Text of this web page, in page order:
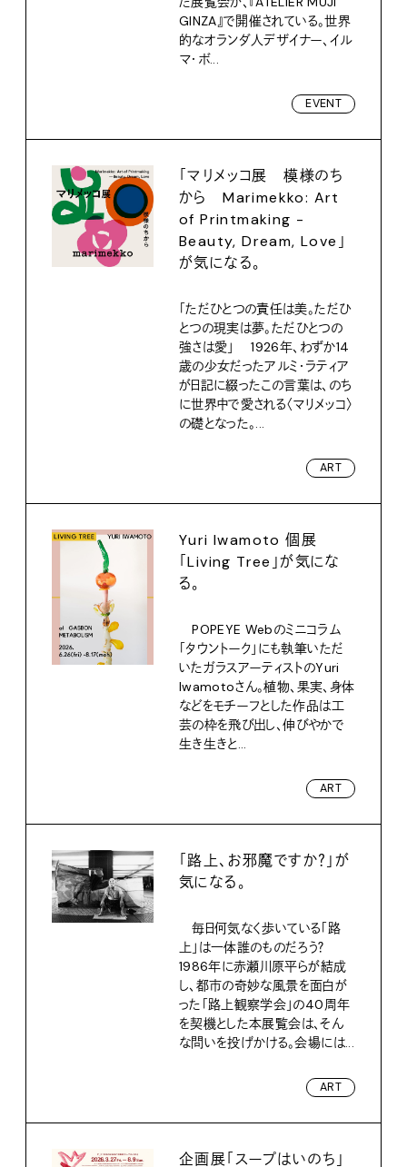
GINZA』で開催されている。世界
的なオランダ人デザイナー、イル
マ・ボ...
EVENT
「マリメッコ展 模様のち
から Marimekko: Art
of Printmaking -
Beauty, Dream, Love」
が気になる。
「ただひとつの責任は美。ただひ
とつの現実は夢。ただひとつの
強さは愛」 1926年、わずか14
歳の少女だったアルミ・ラティア
が日記に綴ったこの言葉は、のち
に世界中で愛される〈マリメッコ〉
の礎となった。...
ART
Yuri Iwamoto 個展
「Living Tree」が気にな
る。
POPEYE Webのミニコラム
「タウントーク」にも執筆いただ
いたガラスアーティストのYuri
Iwamotoさん。植物、果実、身体
などをモチーフとした作品は工
芸の枠を飛び出し、伸びやかで
生き生きと...
ART
「路上、お邪魔ですか？」が
気になる。
毎日何気なく歩いている「路
上」は一体誰のものだろう？
1986年に赤瀬川原平らが結成
し、都市の奇妙な風景を面白が
った「路上観察学会」の40周年
を契機とした本展覧会は、そん
な問いを投げかける。会場には...
ART
企画展「スープはいのち」